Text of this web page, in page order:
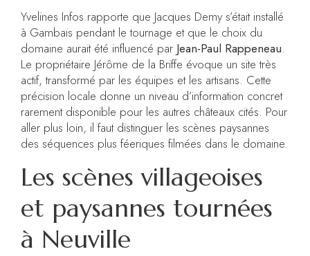
Yvelines Infos rapporte que Jacques Demy s’était installé
à Gambais pendant le tournage et que le choix du
domaine aurait été influencé par Jean-Paul Rappeneau.
Le propriétaire Jérôme de la Briffe évoque un site très
actif, transformé par les équipes et les artisans. Cette
précision locale donne un niveau d’information concret
rarement disponible pour les autres châteaux cités. Pour
aller plus loin, il faut distinguer les scènes paysannes
des séquences plus féeriques filmées dans le domaine.
Les scènes villageoises
et paysannes tournées
à Neuville